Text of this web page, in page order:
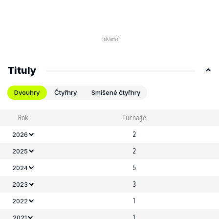
Tituly
Dvouhry Čtyřhry Smíšené čtyřhry
Rok Turnaje
2026 2
2025 2
2024 5
2023 3
2022 1
2021 1